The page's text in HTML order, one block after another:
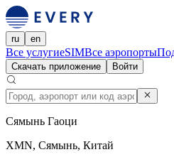
ru en
Все услугиeSIMВсе аэропорты
Скачать приложение Войти
Сямынь Гаоци
XMN, Сямынь, Китай